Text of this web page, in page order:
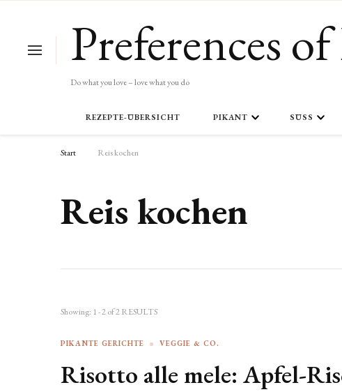
Preferences
Do what you love – love what you do
REZEPTE-ÜBERSICHT PIKANT SÜSS
Start Reis kochen
Reis kochen
Showing: 1 - 2 of 2 RESULTS
PIKANTE GERICHTE VEGGIE & CO.
Risotto alle mele: Apfel-